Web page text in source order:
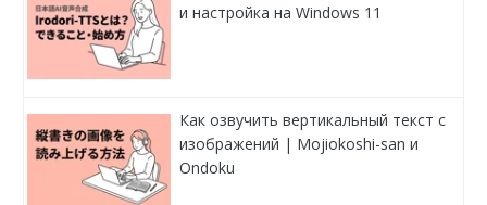
и настройка на Windows 11
Как озвучить вертикальный текст с
изображений | Mojiokoshi-san и
Ondoku